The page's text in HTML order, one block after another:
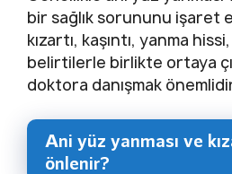
bir sağlık sorununu işaret
kızartı, kaşıntı, yanma
belirtilerle birlikte ortaya
doktora danışmak
Ani yüz yanması ve
önlenir?